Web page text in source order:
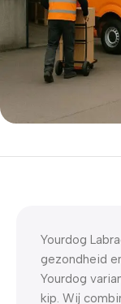
5% korting met
Yourdog
gezondheid
Yourdog
kip. Wij